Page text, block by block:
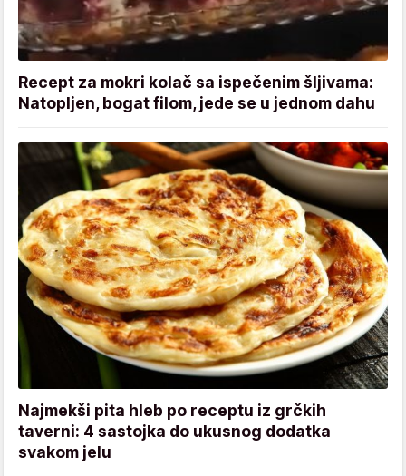
Recept za mokri kolač sa ispečenim šljivama:
Natopljen, bogat filom, jede se u jednom dahu
Najmekši pita hleb po receptu iz grčkih
taverni: 4 sastojka do ukusnog dodatka
svakom jelu